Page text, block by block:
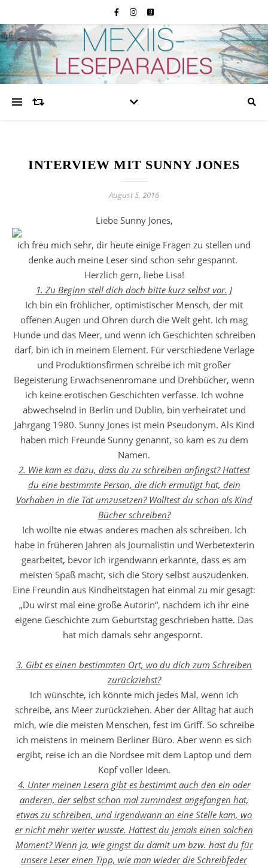
INTERVIEW MIT SUNNY JONES
August 5, 2016
Liebe Sunny Jones,
ich freu mich sehr, dir heute einige Fragen zu stellen und
denke auch meine Leser sind schon sehr gespannt.
Herzlich gern, liebe Lisa!
1. Zu Beginn stell dich doch bitte kurz selbst vor. J
Ich bin ein fröhlicher, optimistischer Mensch, der mit
offenen Augen und Ohren durch die Welt geht. Ich mag
Hunde und das Meer, und wenn ich Geschichten schreiben
darf, bin ich in meinem Element. Für verschiedene Verlage
und Produktionsfirmen schreibe ich mit großer
Begeisterung Erwachsenenromane und Drehbücher, wenn
ich keine erotischen Geschichten verfasse. Ich wohne
abwechselnd in Berlin und Dublin, bin verheiratet und
Jahrgang 1980. Sunny Jones ist mein Pseudonym. Als Kind
haben mich Freunde Sunny genannt, so kam es zu dem
Namen.
2. Wie kam es dazu, dass du zu schreiben anfingst? Hattest
du eine bestimmte Person, die dich ermutigt hat, dein
Vorhaben in die Tat umzusetzen? Wolltest du schon als Kind
Bücher schreiben?
Ich wollte nie etwas anderes machen als schreiben. Ich
habe in früheren Jahren als Journalistin und Werbetexterin
gearbeitet, bevor ich irgendwann erkannte, dass es am
meisten Spaß macht, sich die Story selbst auszudenken.
Eine Freundin aus Kindheitstagen hat einmal zu mir gesagt:
„Du wirst mal eine große Autorin“, nachdem ich ihr eine
eigene Geschichte zum Geburtstag geschrieben hatte. Das
hat mich damals sehr angespornt.
3. Gibt es einen bestimmten Ort, wo du dich zum Schreiben
zurückziehst?
Ich wünschte, ich könnte mich jedes Mal, wenn ich
schreibe, ans Meer zurückziehen. Aber der Alltag hat auch
mich, wie die meisten Menschen, fest im Griff. So schreibe
ich meistens in meinem Berliner Büro. Aber wenn es sich
ergibt, reise ich an die Nordsee mit dem Laptop und dem
Kopf voller Ideen.
4. Unter meinen Lesern gibt es bestimmt auch den ein oder
anderen, der selbst schon mal zumindest angefangen hat,
etwas zu schreiben, und irgendwann an eine Stelle kam, wo
er nicht mehr weiter wusste. Hattest du jemals einen solchen
Moment? Wenn ja, wie gingst du damit um bzw. hast du für
unsere Leser einen Tipp, wie man wieder die Schreibfeder